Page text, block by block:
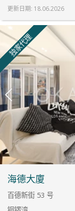
更新日期: 18.06.2026
海德大廈
百德新街 53 号
独家代理